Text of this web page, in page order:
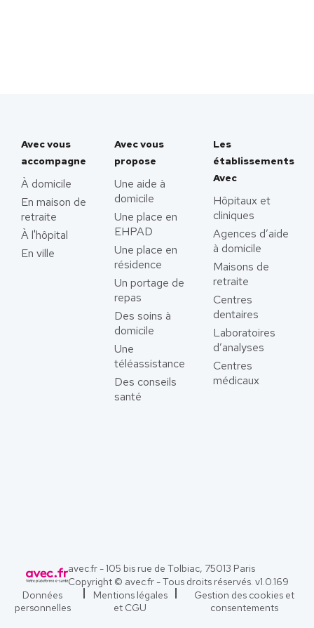
Avec vous
accompagne
À domicile
En maison de
retraite
À l'hôpital
En ville
Avec vous
propose
Une aide à
domicile
Une place en
EHPAD
Une place en
résidence
Un portage de
repas
Des soins à
domicile
Une
téléassistance
Des conseils
santé
Les
établissements
Avec
Hôpitaux et
cliniques
Agences d’aide
à domicile
Maisons de
retraite
Centres
dentaires
Laboratoires
d’analyses
Centres
médicaux
avec.fr - 105 bis rue de Tolbiac, 75013 Paris
Copyright © avec.fr - Tous droits réservés. v1.0.169
Données
personnelles
Mentions légales
et CGU
Gestion des cookies et
consentements